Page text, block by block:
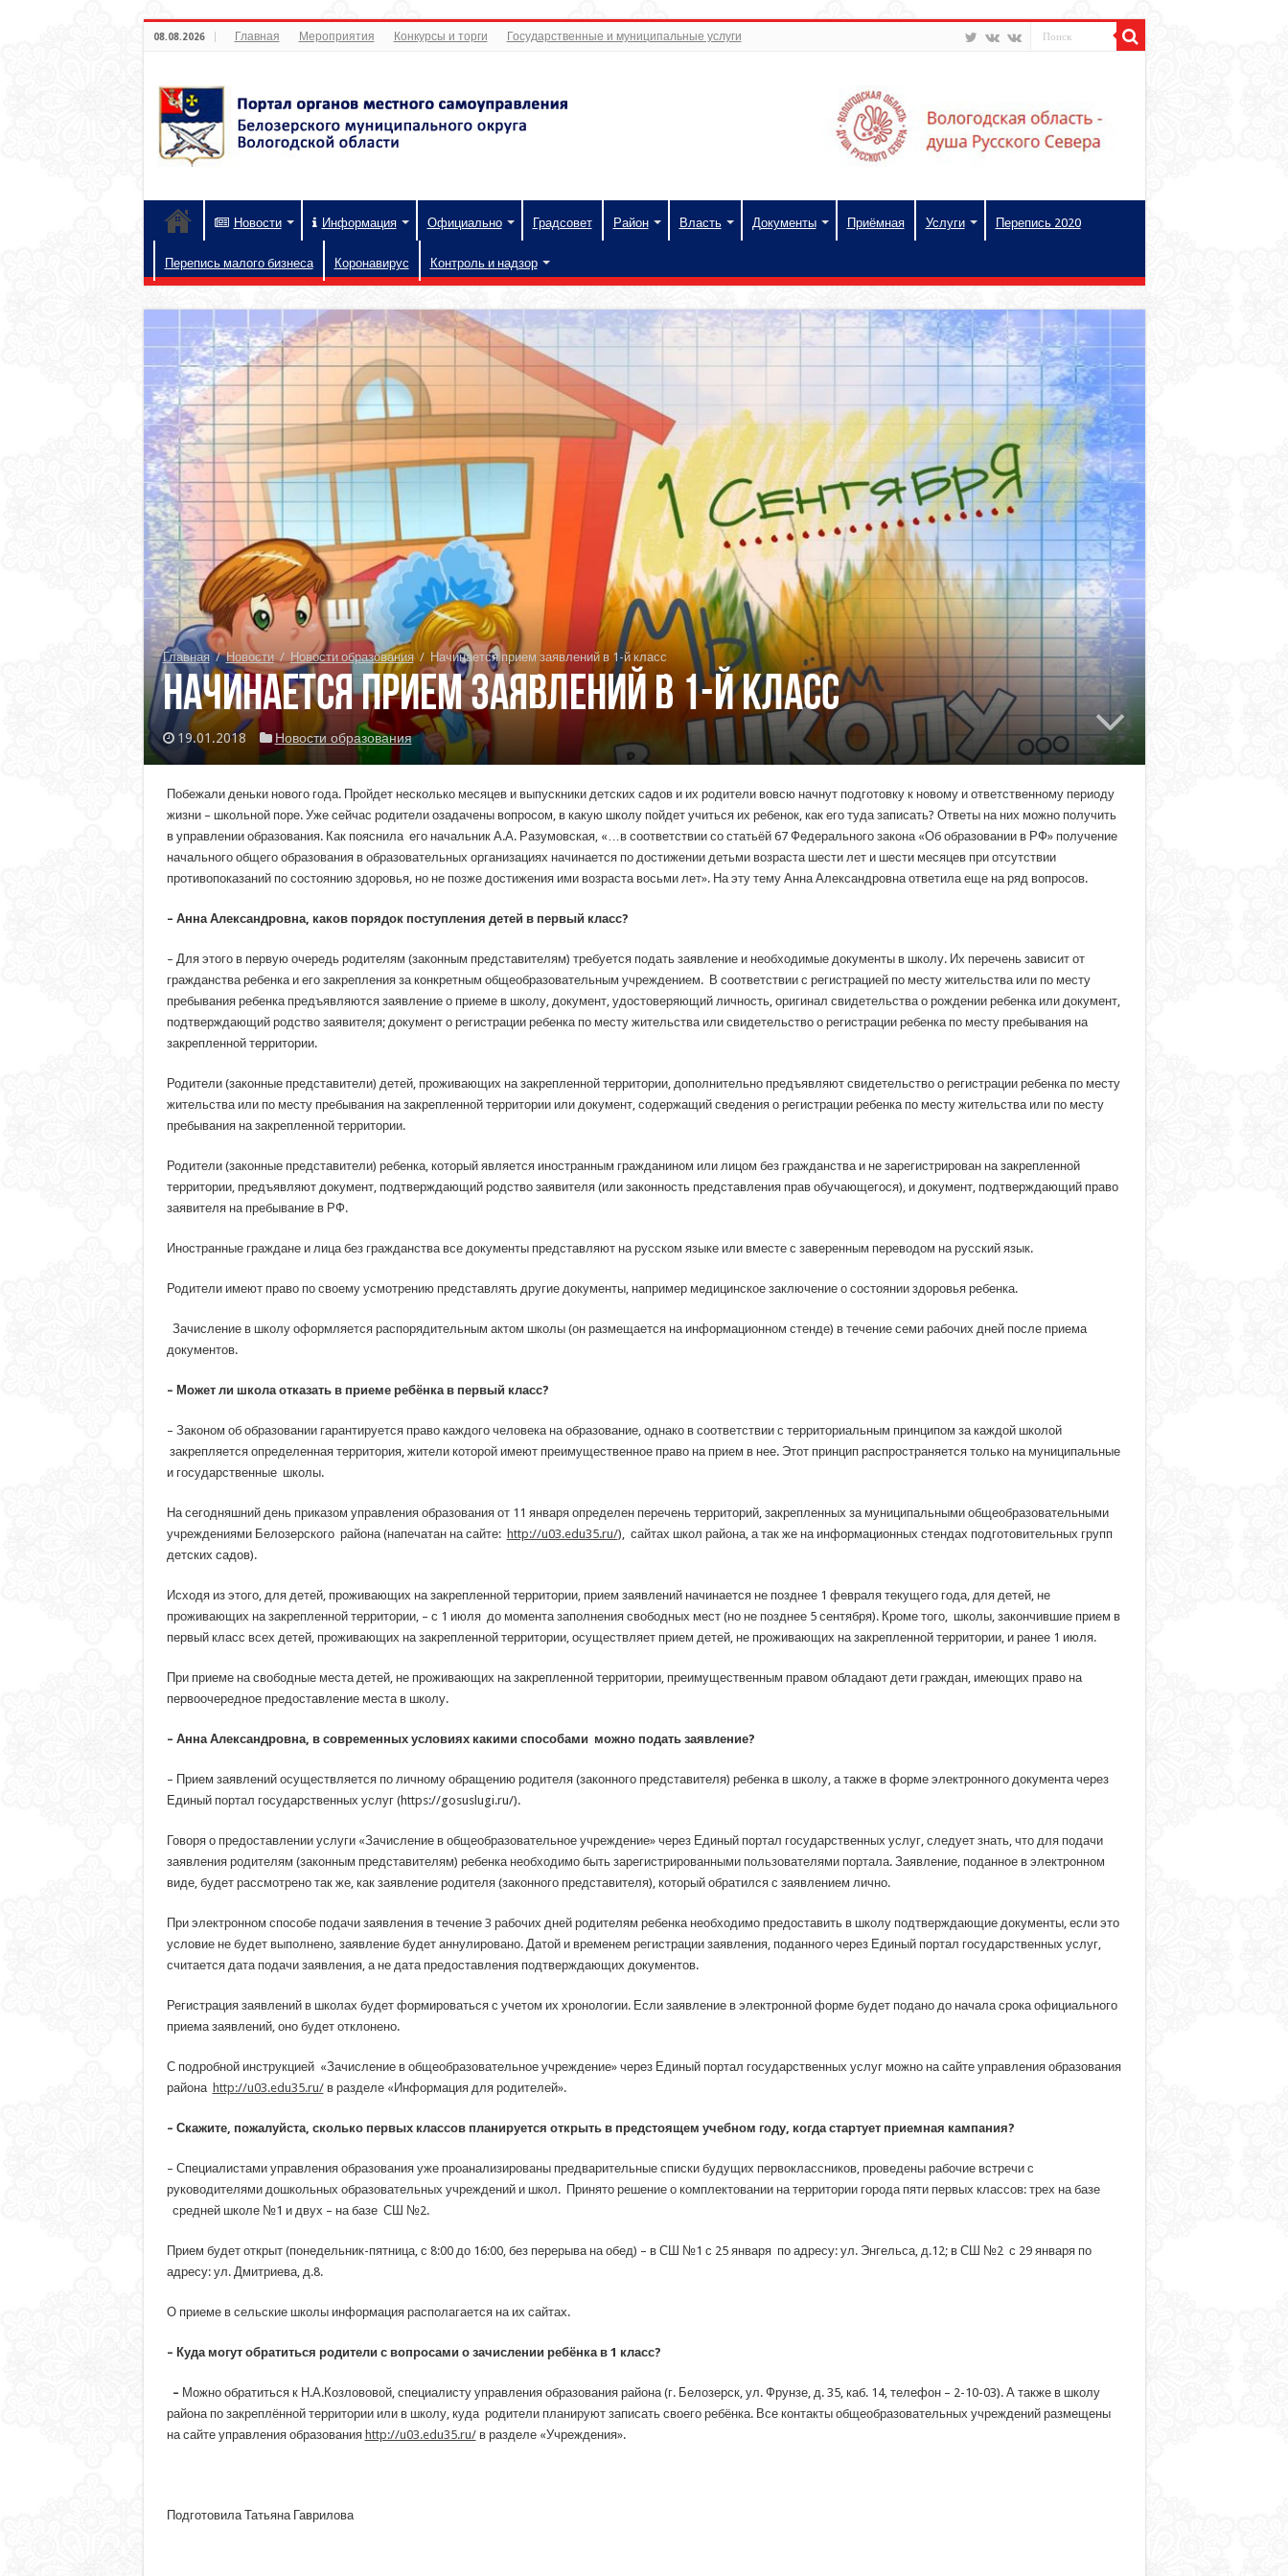
08.08.2026 Главная Мероприятия Конкурсы и торги Государственные и муниципальные услуги
Новости Информация Официально Градсовет Район Власть Документы Приёмная Услуги Перепись 2020
Перепись малого бизнеса Коронавирус Контроль и надзор
Главная / Новости / Новости образования / Начинается прием заявлений в 1-й класс
Начинается прием заявлений в 1-й класс
19.01.2018 Новости образования
Побежали деньки нового года. Пройдет несколько месяцев и выпускники детских садов и их родители вовсю начнут подготовку к новому и ответственному периоду
жизни – школьной поре. Уже сейчас родители озадачены вопросом, в какую школу пойдет учиться их ребенок, как его туда записать? Ответы на них можно получить
в управлении образования. Как пояснила его начальник А.А. Разумовская, «…в соответствии со статьёй 67 Федерального закона «Об образовании в РФ» получение
начального общего образования в образовательных организациях начинается по достижении детьми возраста шести лет и шести месяцев при отсутствии
противопоказаний по состоянию здоровья, но не позже достижения ими возраста восьми лет». На эту тему Анна Александровна ответила еще на ряд вопросов.
– Анна Александровна, каков порядок поступления детей в первый класс?
– Для этого в первую очередь родителям (законным представителям) требуется подать заявление и необходимые документы в школу. Их перечень зависит от
гражданства ребенка и его закрепления за конкретным общеобразовательным учреждением. В соответствии с регистрацией по месту жительства или по месту
пребывания ребенка предъявляются заявление о приеме в школу, документ, удостоверяющий личность, оригинал свидетельства о рождении ребенка или документ,
подтверждающий родство заявителя; документ о регистрации ребенка по месту жительства или свидетельство о регистрации ребенка по месту пребывания на
закрепленной территории.
Родители (законные представители) детей, проживающих на закрепленной территории, дополнительно предъявляют свидетельство о регистрации ребенка по месту
жительства или по месту пребывания на закрепленной территории или документ, содержащий сведения о регистрации ребенка по месту жительства или по месту
пребывания на закрепленной территории.
Родители (законные представители) ребенка, который является иностранным гражданином или лицом без гражданства и не зарегистрирован на закрепленной
территории, предъявляют документ, подтверждающий родство заявителя (или законность представления прав обучающегося), и документ, подтверждающий право
заявителя на пребывание в РФ.
Иностранные граждане и лица без гражданства все документы представляют на русском языке или вместе с заверенным переводом на русский язык.
Родители имеют право по своему усмотрению представлять другие документы, например медицинское заключение о состоянии здоровья ребенка.
Зачисление в школу оформляется распорядительным актом школы (он размещается на информационном стенде) в течение семи рабочих дней после приема
документов.
– Может ли школа отказать в приеме ребёнка в первый класс?
– Законом об образовании гарантируется право каждого человека на образование, однако в соответствии с территориальным принципом за каждой школой
закрепляется определенная территория, жители которой имеют преимущественное право на прием в нее. Этот принцип распространяется только на муниципальные
и государственные школы.
На сегодняшний день приказом управления образования от 11 января определен перечень территорий, закрепленных за муниципальными общеобразовательными
учреждениями Белозерского района (напечатан на сайте: http://u03.edu35.ru/), сайтах школ района, а так же на информационных стендах подготовительных групп
детских садов).
Исходя из этого, для детей, проживающих на закрепленной территории, прием заявлений начинается не позднее 1 февраля текущего года, для детей, не
проживающих на закрепленной территории, – с 1 июля до момента заполнения свободных мест (но не позднее 5 сентября). Кроме того, школы, закончившие прием в
первый класс всех детей, проживающих на закрепленной территории, осуществляет прием детей, не проживающих на закрепленной территории, и ранее 1 июля.
При приеме на свободные места детей, не проживающих на закрепленной территории, преимущественным правом обладают дети граждан, имеющих право на
первоочередное предоставление места в школу.
– Анна Александровна, в современных условиях какими способами можно подать заявление?
– Прием заявлений осуществляется по личному обращению родителя (законного представителя) ребенка в школу, а также в форме электронного документа через
Единый портал государственных услуг (https://gosuslugi.ru/).
Говоря о предоставлении услуги «Зачисление в общеобразовательное учреждение» через Единый портал государственных услуг, следует знать, что для подачи
заявления родителям (законным представителям) ребенка необходимо быть зарегистрированными пользователями портала. Заявление, поданное в электронном
виде, будет рассмотрено так же, как заявление родителя (законного представителя), который обратился с заявлением лично.
При электронном способе подачи заявления в течение 3 рабочих дней родителям ребенка необходимо предоставить в школу подтверждающие документы, если это
условие не будет выполнено, заявление будет аннулировано. Датой и временем регистрации заявления, поданного через Единый портал государственных услуг,
считается дата подачи заявления, а не дата предоставления подтверждающих документов.
Регистрация заявлений в школах будет формироваться с учетом их хронологии. Если заявление в электронной форме будет подано до начала срока официального
приема заявлений, оно будет отклонено.
С подробной инструкцией «Зачисление в общеобразовательное учреждение» через Единый портал государственных услуг можно на сайте управления образования
района http://u03.edu35.ru/в разделе «Информация для родителей».
– Скажите, пожалуйста, сколько первых классов планируется открыть в предстоящем учебном году, когда стартует приемная кампания?
– Специалистами управления образования уже проанализированы предварительные списки будущих первоклассников, проведены рабочие встречи с
руководителями дошкольных образовательных учреждений и школ. Принято решение о комплектовании на территории города пяти первых классов: трех на базе
средней школе №1 и двух – на базе СШ №2.
Прием будет открыт (понедельник-пятница, с 8:00 до 16:00, без перерыва на обед) – в СШ №1 с 25 января по адресу: ул. Энгельса, д.12; в СШ №2 с 29 января по
адресу: ул. Дмитриева, д.8.
О приеме в сельские школы информация располагается на их сайтах.
– Куда могут обратиться родители с вопросами о зачислении ребёнка в 1 класс?
– Можно обратиться к Н.А.Козлововой, специалисту управления образования района (г. Белозерск, ул. Фрунзе, д. 35, каб. 14, телефон – 2-10-03). А также в школу
района по закреплённой территории или в школу, куда родители планируют записать своего ребёнка. Все контакты общеобразовательных учреждений размещены
на сайте управления образования http://u03.edu35.ru/в разделе «Учреждения».
Подготовила Татьяна Гаврилова